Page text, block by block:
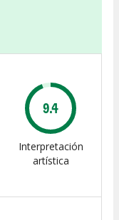
9.4
Interpretación
artística